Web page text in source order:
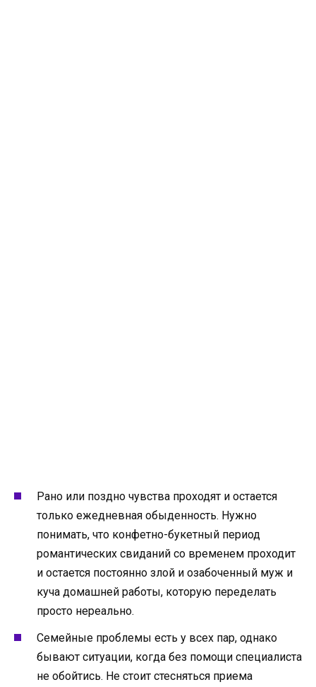
Рано или поздно чувства проходят и остается
только ежедневная обыденность. Нужно
понимать, что конфетно-букетный период
романтических свиданий со временем проходит
и остается постоянно злой и озабоченный муж и
куча домашней работы, которую переделать
просто нереально.
Семейные проблемы есть у всех пар, однако
бывают ситуации, когда без помощи специалиста
не обойтись. Не стоит стесняться приема